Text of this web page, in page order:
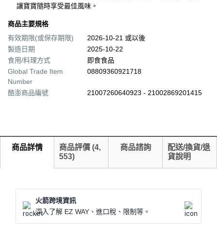
讓寶寶隨時享受最佳風味。
商品主要規格
有效期限(或保存期限)
2026-10-21 或以後
製造日期
2025-10-22
食用/料理方式
即食食品
Global Trade Item
Number
08809360921718
酷澎商品編號 21007260640923 - 21002869201415
商品詳情 商品評價 (4,
553)
商品諮詢
配送/換貨/退
貨說明
火箭跨境資訊
深入了解 EZ WAY、進口稅、限制等。